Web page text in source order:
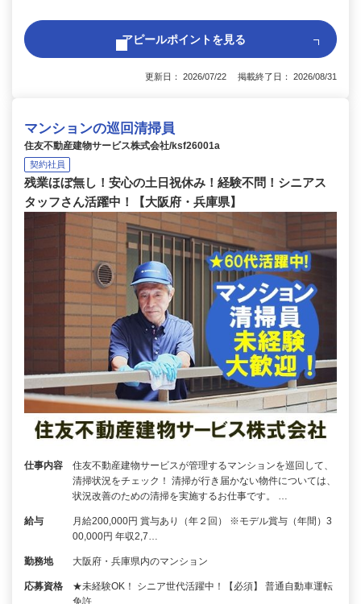
アピールポイントを見る
更新日： 2026/07/22 掲載終了日： 2026/08/31
マンションの巡回清掃員
住友不動産建物サービス株式会社/ksf26001a
契約社員
残業ほぼ無し！安心の土日祝休み！経験不問！シニアス
タッフさん活躍中！【大阪府・兵庫県】
仕事内容
住友不動産建物サービスが管理するマンションを巡回して、
清掃状況をチェック！ 清掃が行き届かない物件については、
状況改善のための清掃を実施するお仕事です。 …
給与
月給200,000円 賞与あり（年２回） ※モデル賞与（年間）3
00,000円 年収2,7…
勤務地 大阪府・兵庫県内のマンション
応募資格
★未経験OK！ シニア世代活躍中！【必須】 普通自動車運転
免許